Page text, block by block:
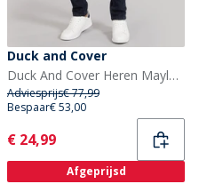
Duck and Cover
Duck And Cover Heren Maylead Slim Fit Jeans Blauw Zwart
Adviesprijs€ 77,99
Bespaar€ 53,00
Current
€ 24,99
Afgeprijsd